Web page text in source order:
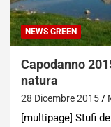
NEWS GREEN
Capodanno
natura
28 Dicembre 2015
[multipage] Stufi